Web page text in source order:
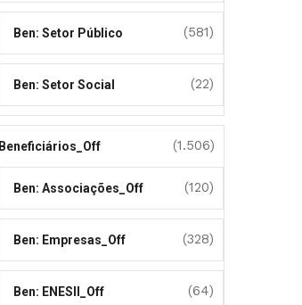
Ben: Setor Público (581)
Ben: Setor Social (22)
Beneficiários_Off (1.506)
Ben: Associações_Off (120)
Ben: Empresas_Off (328)
Ben: ENESII_Off (64)